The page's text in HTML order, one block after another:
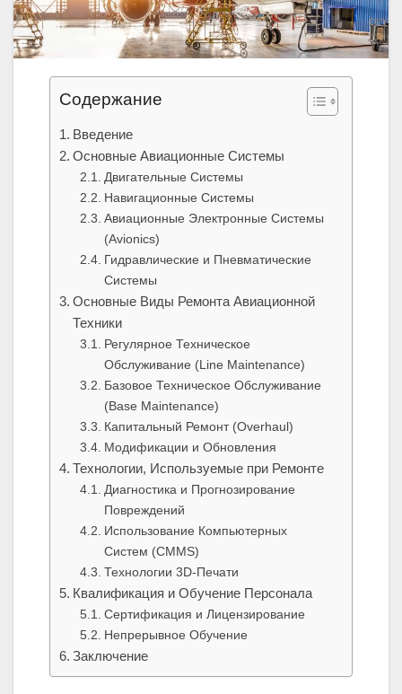
Содержание
Введение
Основные Авиационные Системы
Двигательные Системы
Навигационные Системы
Авиационные Электронные Системы
(Avionics)
Гидравлические и Пневматические
Системы
Основные Виды Ремонта Авиационной
Техники
Регулярное Техническое
Обслуживание (Line Maintenance)
Базовое Техническое Обслуживание
(Base Maintenance)
Капитальный Ремонт (Overhaul)
Модификации и Обновления
Технологии, Используемые при Ремонте
Диагностика и Прогнозирование
Повреждений
Использование Компьютерных
Систем (CMMS)
Технологии 3D-Печати
Квалификация и Обучение Персонала
Сертификация и Лицензирование
Непрерывное Обучение
Заключение